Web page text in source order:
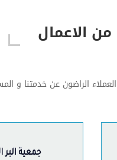
الاعمال
الراضون عن خدمتنا و